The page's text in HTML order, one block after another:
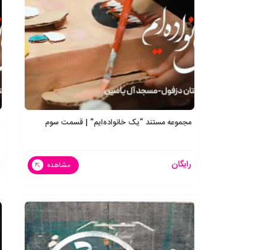
مجموعه مستند “یک خانواده‌ایم” | قسمت سوم
رایگان مشاهده